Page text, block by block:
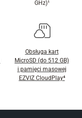
GHz)¹
Obsługa kart
MicroSD (do 512 GB)
i pamięci masowej
EZVIZ CloudPlay⁴